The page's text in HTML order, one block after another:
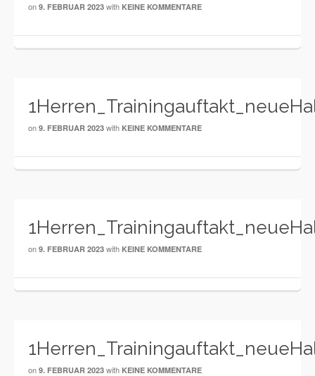
on 9. FEBRUAR 2023 with KEINE KOMMENTARE
on 9. FEBRUAR 2023 with KEINE KOMMENTARE
on 9. FEBRUAR 2023 with KEINE KOMMENTARE
on 9. FEBRUAR 2023 with KEINE KOMMENTARE